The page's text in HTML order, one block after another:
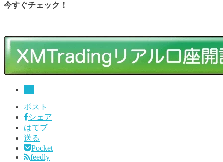
今すぐチェック！
ポスト
シェア
はてブ
送る
Pocket
feedly